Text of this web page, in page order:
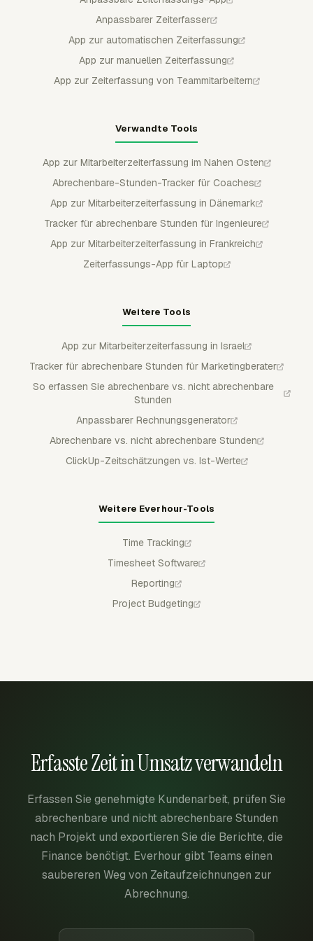
Anpassbarer Zeiterfasser
App zur automatischen Zeiterfassung
App zur manuellen Zeiterfassung
App zur Zeiterfassung von Teammitarbeitern
Verwandte Tools
App zur Mitarbeiterzeiterfassung im Nahen Osten
Abrechenbare-Stunden-Tracker für Coaches
App zur Mitarbeiterzeiterfassung in Dänemark
Tracker für abrechenbare Stunden für Ingenieure
App zur Mitarbeiterzeiterfassung in Frankreich
Zeiterfassungs-App für Laptop
Weitere Tools
App zur Mitarbeiterzeiterfassung in Israel
Tracker für abrechenbare Stunden für Marketingberater
So erfassen Sie abrechenbare vs. nicht abrechenbare
Stunden
Anpassbarer Rechnungsgenerator
Abrechenbare vs. nicht abrechenbare Stunden
ClickUp-Zeitschätzungen vs. Ist-Werte
Weitere Everhour-Tools
Time Tracking
Timesheet Software
Reporting
Project Budgeting
Erfasste Zeit in Umsatz verwandeln
Erfassen Sie genehmigte Kundenarbeit, prüfen Sie
abrechenbare und nicht abrechenbare Stunden
nach Projekt und exportieren Sie die Berichte, die
Finance benötigt. Everhour gibt Teams einen
saubereren Weg von Zeitaufzeichnungen zur
Abrechnung.